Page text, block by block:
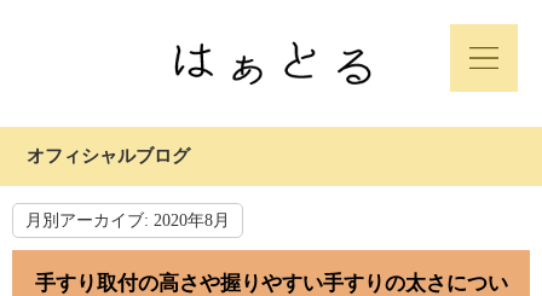
オフィシャルブログ
月別アーカイブ: 2020年8月
手すり取付の高さや握りやすい手すりの太さについ